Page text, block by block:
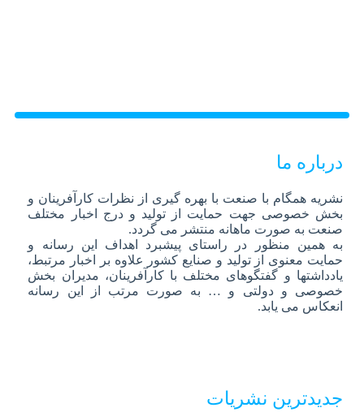
درباره ما
نشریه همگام با صنعت با بهره گیری از نظرات کارآفرینان و
بخش خصوصی جهت حمایت از تولید و درج اخبار مختلف
صنعت به صورت ماهانه منتشر می گردد.
به همین منظور در راستای پیشبرد اهداف این رسانه و
حمایت معنوی از تولید و صنایع کشور علاوه بر اخبار مرتبط،
یادداشتها و گفتگوهای مختلف با کارآفرینان، مدیران بخش
خصوصی و دولتی و … به صورت مرتب از این رسانه
انعکاس می یابد.
جدیدترین نشریات